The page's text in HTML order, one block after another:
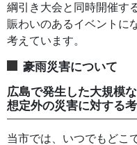
綱引き大会と同時開催す
賑わいのあるイベントに
考えています。
豪雨災害について
広島で発生した大規模
想定外の災害に対する
当市では、いつでもどこ